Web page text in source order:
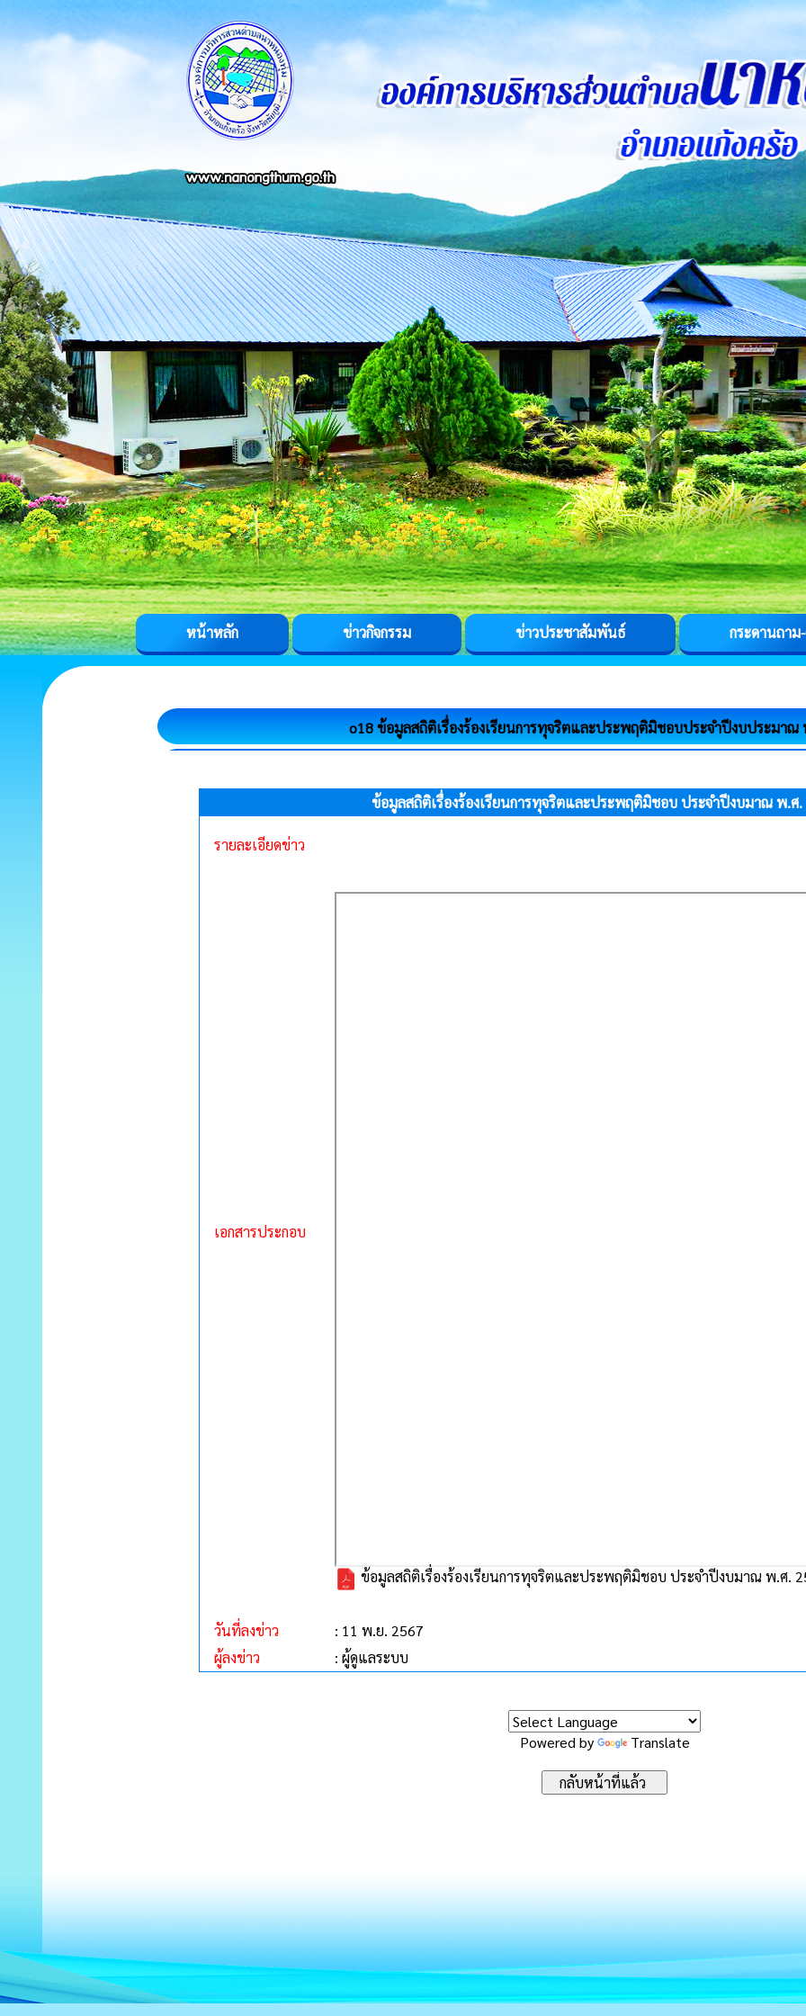
หน้าหลัก ข่าวกิจกรรม ข่าวประชาสัมพันธ์ กระดานถาม
o18 ข้อมูลสถิติเรื่องร้องเรียนการทุจริตและประพฤติมิชอบประจำปีงบประมาณ
ข้อมูลสถิติเรื่องร้องเรียนการทุจริตและประพฤติมิชอบ ประจำปีงบมาณ พ.ศ.
รายละเอียดข่าว
เอกสารประกอบ
ข้อมูลสถิติเรื่องร้องเรียนการทุจริตและประพฤติมิชอบ ประจำปีงบมาณ พ.ศ.
วันที่ลงข่าว
: 11 พ.ย. 2567
ผู้ลงข่าว
: ผู้ดูแลระบบ
Powered by Translate